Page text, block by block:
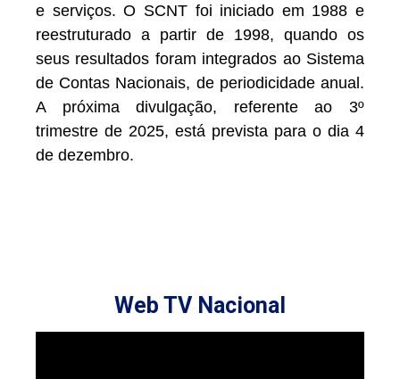
e serviços. O SCNT foi iniciado em 1988 e
reestruturado a partir de 1998, quando os
seus resultados foram integrados ao Sistema
de Contas Nacionais, de periodicidade anual.
A próxima divulgação, referente ao 3º
trimestre de 2025, está prevista para o dia 4
de dezembro.
Web TV Nacional